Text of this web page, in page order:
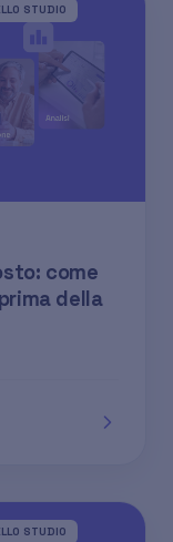
STUDIO
come
della
STUDIO